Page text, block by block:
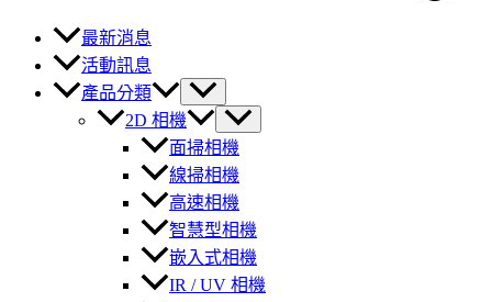
最新消息
活動訊息
產品分類
2D 相機
面掃相機
線掃相機
高速相機
智慧型相機
嵌入式相機
IR / UV 相機